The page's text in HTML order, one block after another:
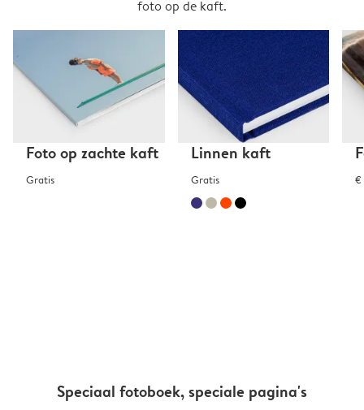
foto op de kaft.
Foto op zachte kaft
Gratis
Linnen kaft
Gratis €
Speciaal fotoboek, speciale pagina's